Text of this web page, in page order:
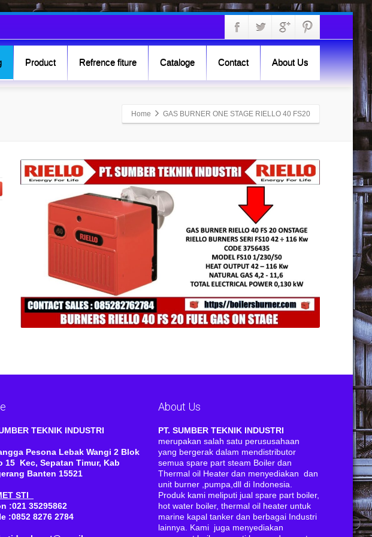
Product Refrence fiture Cataloge Contact About Us
Home GAS BURNER ONE STAGE RIELLO 40 FS20
TEKNIK INDUSTRI
Pesona Lebak Wangi 2 Blok
15 Kec, Sepatan Timur, Kab
Banten 15521
STI
:021 35295862
:0852 8276 2784
About Us
PT. SUMBER TEKNIK INDUSTRI
merupakan salah satu perususahaan
yang bergerak dalam mendistributor
semua spare part steam Boiler dan
Thermal oil Heater dan menyediakan dan
unit burner ,pumpa,dll di Indonesia.
Produk kami meliputi jual spare part boiler,
hot water boiler, thermal oil heater untuk
marine kapal tanker dan berbagai Industri
lainnya. Kami juga menyediakan